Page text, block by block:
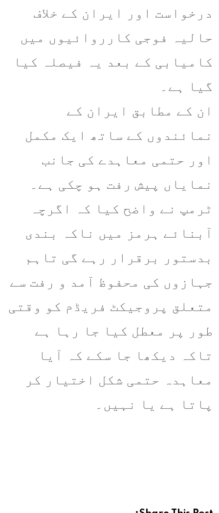
درخواست اور ایران کے خلاف
حالیہ فوجی کارروائیوں میں
کامیابی کے بعد یہ فیصلہ کیا
گیا ہے۔
ان کے مطابق ایران کے
نمائندوں کے ساتھ ایک مکمل
اور حتمی معاہدے کی جانب
نمایاں پیش رفت ہو چکی ہے۔
ٹرمپ نے واضح کیا کہ اگرچہ
آبنائے ہرمز میں ناکہ بندی
بدستور برقرار رہے گی تاہم
جہازوں کی محفوظ آمد و رفت سے
متعلق پروجیکٹ فریڈم کو وقتی
طور پر معطل کیا جا رہا ہے
تاکہ دیکھا جا سکے کہ آیا
معاہدہ حتمی شکل اختیار کر
پاتا ہے یا نہیں۔